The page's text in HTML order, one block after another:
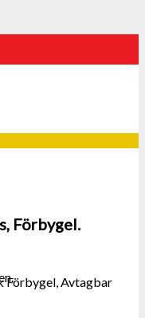
Förbygel.
Förbygel, Avtagbar